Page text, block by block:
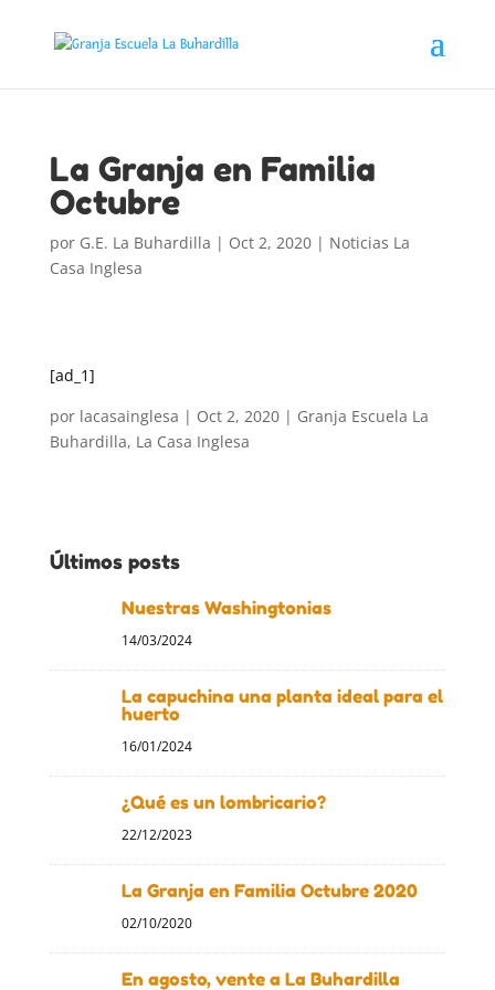
La Granja en Familia
Octubre
por G.E. La Buhardilla | Oct 2, 2020| Noticias La
Casa Inglesa
[ad_1]
por lacasainglesa | Oct 2, 2020| Granja Escuela La
Buhardilla, La Casa Inglesa
Últimos posts
Nuestras Washingtonias
14/03/2024
La capuchina una planta ideal para el
huerto
16/01/2024
¿Qué es un lombricario?
22/12/2023
La Granja en Familia Octubre 2020
02/10/2020
En agosto, vente a La Buhardilla